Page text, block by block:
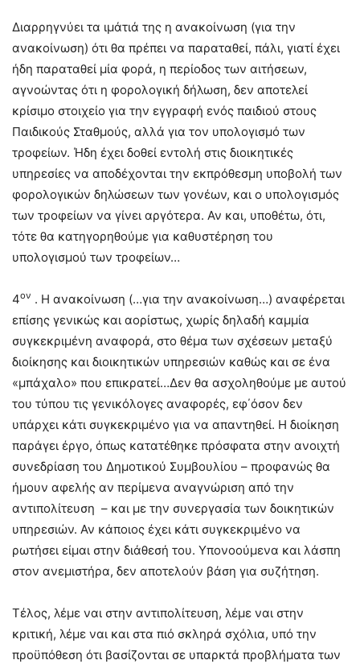
Διαρρηγνύει τα ιμάτιά της η ανακοίνωση (για την
ανακοίνωση) ότι θα πρέπει να παραταθεί, πάλι, γιατί έχει
ήδη παραταθεί μία φορά, η περίοδος των αιτήσεων,
αγνοώντας ότι η φορολογική δήλωση, δεν αποτελεί
κρίσιμο στοιχείο για την εγγραφή ενός παιδιού στους
Παιδικούς Σταθμούς, αλλά για τον υπολογισμό των
τροφείων. Ήδη έχει δοθεί εντολή στις διοικητικές
υπηρεσίες να αποδέχονται την εκπρόθεσμη υποβολή των
φορολογικών δηλώσεων των γονέων, και ο υπολογισμός
των τροφείων να γίνει αργότερα. Αν και, υποθέτω, ότι,
τότε θα κατηγορηθούμε για καθυστέρηση του
υπολογισμού των τροφείων…
4ον . Η ανακοίνωση (…για την ανακοίνωση…) αναφέρεται
επίσης γενικώς και αορίστως, χωρίς δηλαδή καμμία
συγκεκριμένη αναφορά, στο θέμα των σχέσεων μεταξύ
διοίκησης και διοικητικών υπηρεσιών καθώς και σε ένα
«μπάχαλο» που επικρατεί…Δεν θα ασχοληθούμε με αυτού
του τύπου τις γενικόλογες αναφορές, εφ΄όσον δεν
υπάρχει κάτι συγκεκριμένο για να απαντηθεί. Η διοίκηση
παράγει έργο, όπως κατατέθηκε πρόσφατα στην ανοιχτή
συνεδρίαση του Δημοτικού Συμβουλίου – προφανώς θα
ήμουν αφελής αν περίμενα αναγνώριση από την
αντιπολίτευση – και με την συνεργασία των δοικητικών
υπηρεσιών. Αν κάποιος έχει κάτι συγκεκριμένο να
ρωτήσει είμαι στην διάθεσή του. Υπονοούμενα και λάσπη
στον ανεμιστήρα, δεν αποτελούν βάση για συζήτηση.
Τέλος, λέμε ναι στην αντιπολίτευση, λέμε ναι στην
κριτική, λέμε ναι και στα πιό σκληρά σχόλια, υπό την
προϋπόθεση ότι βασίζονται σε υπαρκτά προβλήματα των